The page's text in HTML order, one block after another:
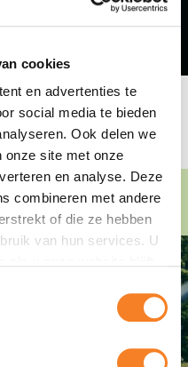
cookies
en advertenties te
social media te bieden
Ook delen we
onze site met onze
en analyse. Deze
combineren met andere
of die ze hebben
van hun services. U
website voor